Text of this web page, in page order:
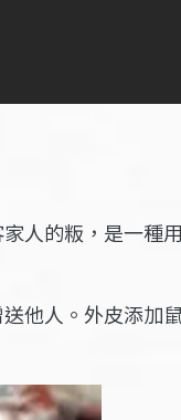
人的粄，是一種
他人。外皮添加